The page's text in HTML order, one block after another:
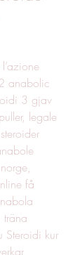
anabolic
3 gjav
legale
få
träna
Steroidi kur